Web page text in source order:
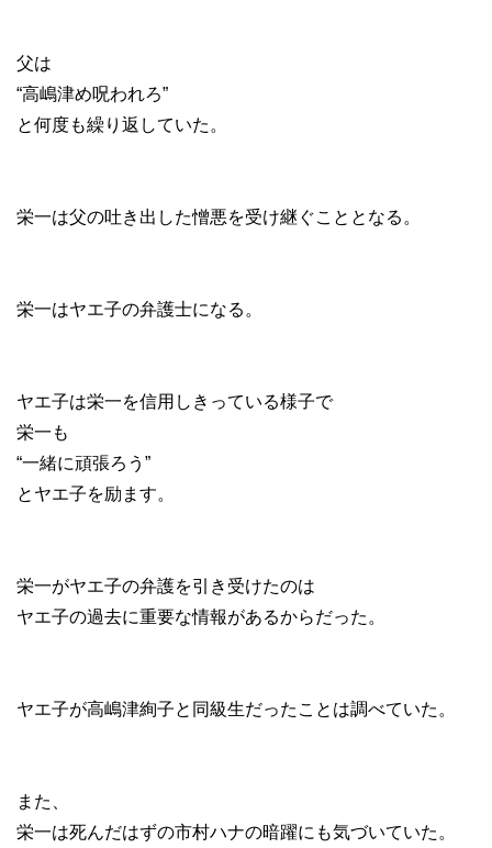
父は
“高嶋津め呪われろ”
と何度も繰り返していた。
栄一は父の吐き出した憎悪を受け継ぐこととなる。
栄一はヤエ子の弁護士になる。
ヤエ子は栄一を信用しきっている様子で
栄一も
“一緒に頑張ろう”
とヤエ子を励ます。
栄一がヤエ子の弁護を引き受けたのは
ヤエ子の過去に重要な情報があるからだった。
ヤエ子が高嶋津絢子と同級生だったことは調べていた。
また、
栄一は死んだはずの市村ハナの暗躍にも気づいていた。